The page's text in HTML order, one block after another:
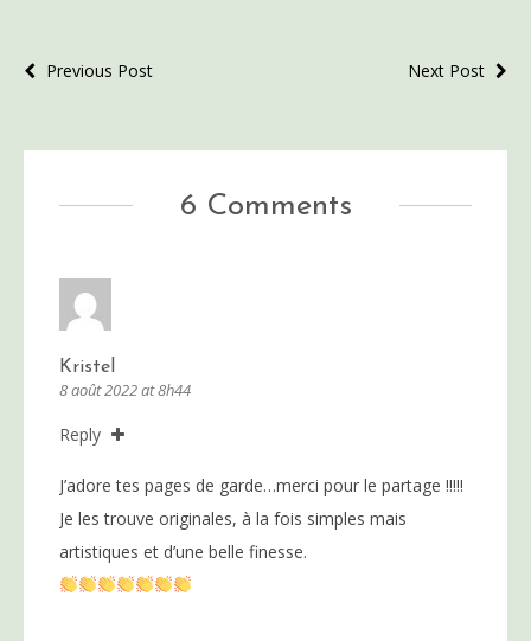
Next Post
Previous Post
6 Comments
Kristel
8 août 2022 at 8h44
Reply
J’adore tes pages de garde…merci pour le partage !!!!!
Je les trouve originales, à la fois simples mais
artistiques et d’une belle finesse.